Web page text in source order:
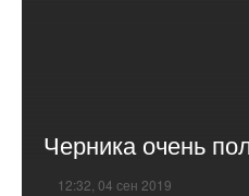
Черника очень
12:32, 04 сен 2019